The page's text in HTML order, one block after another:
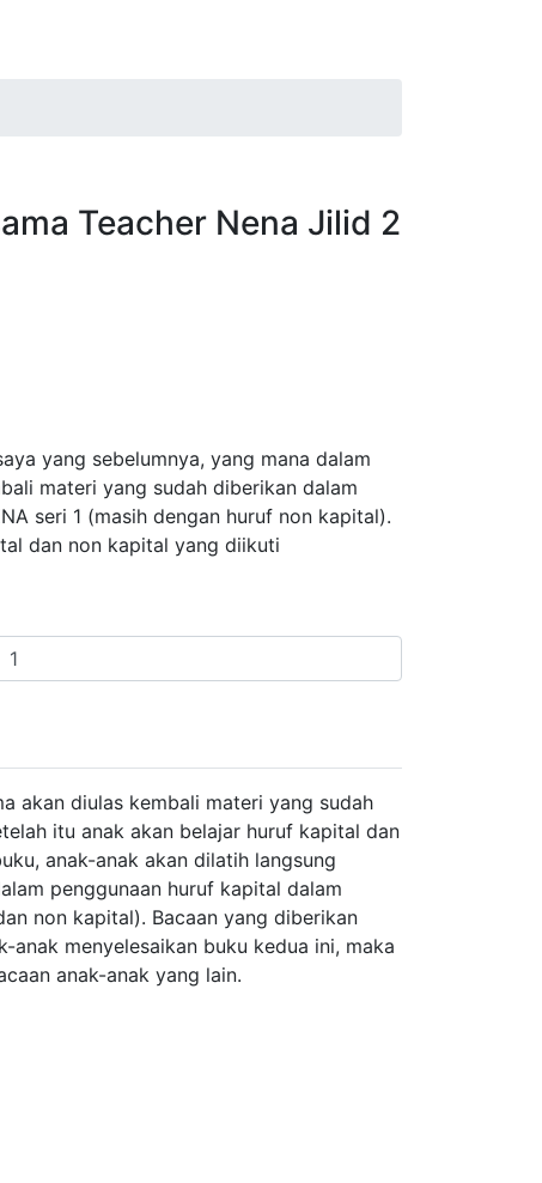
Teacher Nena Jilid 2
yang sebelumnya, yang mana dalam
materi yang sudah diberikan dalam
seri 1 (masih dengan huruf non kapital).
dan non kapital yang diikuti
akan diulas kembali materi yang sudah
itu anak akan belajar huruf kapital dan
anak-anak akan dilatih langsung
penggunaan huruf kapital dalam
non kapital). Bacaan yang diberikan
menyelesaikan buku kedua ini, maka
anak-anak yang lain.